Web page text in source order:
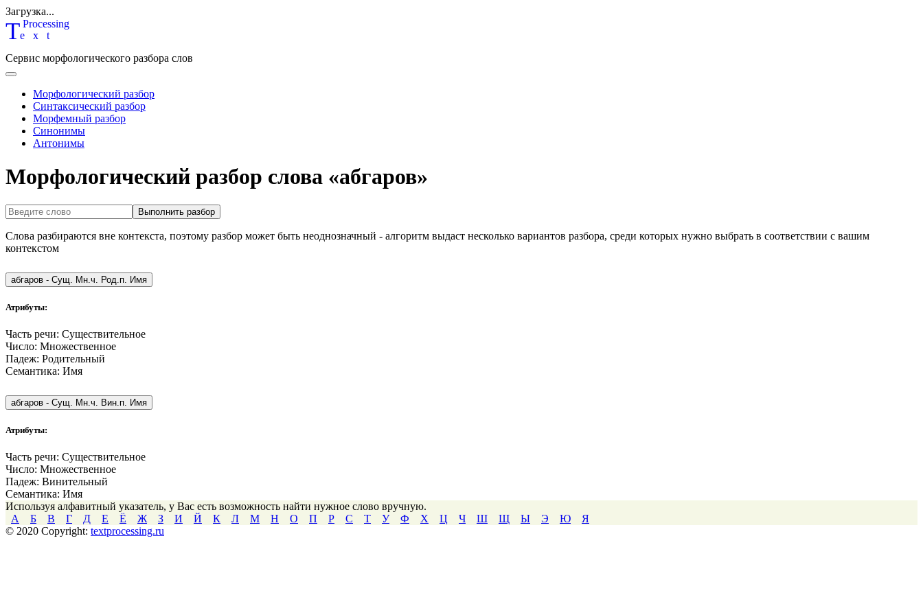
Загрузка...
Text
Processing
Сервис морфологического разбора слов
Морфологический разбор
Синтаксический разбор
Морфемный разбор
Синонимы
Антонимы
Морфологический разбор слова «абгаров»
Выполнить разбор
Слова разбираются вне контекста, поэтому разбор может быть неоднозначный - алгоритм выдаст несколько вариантов разбора, среди которых нужно выбрать в соответствии с вашим
контекстом
абгаров - Сущ. Мн.ч. Род.п. Имя
Атрибуты:
Часть речи: Существительное
Число: Множественное
Падеж: Родительный
Семантика: Имя
абгаров - Сущ. Мн.ч. Вин.п. Имя
Атрибуты:
Часть речи: Существительное
Число: Множественное
Падеж: Винительный
Семантика: Имя
Используя алфавитный указатель, у Вас есть возможность найти нужное слово вручную.
А
Б В Г Д Е Ё Ж З И Й К Л М Н О П Р С Т У Ф Х Ц Ч Ш Щ Ы Э Ю
Я
© 2020 Copyright: textprocessing.ru